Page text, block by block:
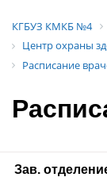
КГБУЗ КМКБ №4
Центр охраны
Расписание
Зав.